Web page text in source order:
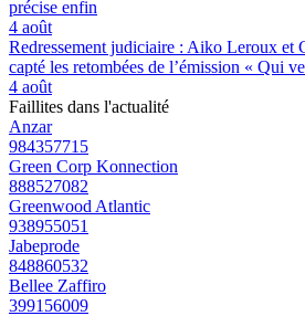
précise enfin
4 août
Redressement judiciaire : Aiko Leroux et
capté les retombées de l’émission « Qui
4 août
Faillites dans l'actualité
Anzar
984357715
Green Corp Konnection
888527082
Greenwood Atlantic
938955051
Jabeprode
848860532
Bellee Zaffiro
399156009